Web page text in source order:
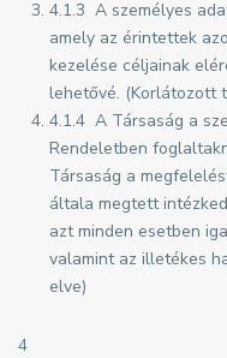
4.1.3 A személyes
amely az érintettek
kezelése céljainak
lehetővé. (Korlátozott
4.1.4 A Társaság a
Rendeletben
Társaság a
általa megtett
azt minden esetben
valamint az illetékes
elve)
4